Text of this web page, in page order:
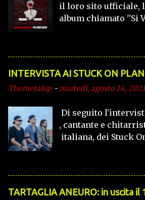
il loro sito ufficiale,
album chiamato ''Si
Fantasy Records.
tracce.
euforia e miseria.
INTERVISTA AI STUCK ON
Themetalup -martedì, agosto 24, 2021
Di seguito
, cantante e
italiana, dei Stuck
alternative rock/
anni 90'.
parlami della tua
Carmelo, la mia
TARTAGLIA ANEURO: in uscita il